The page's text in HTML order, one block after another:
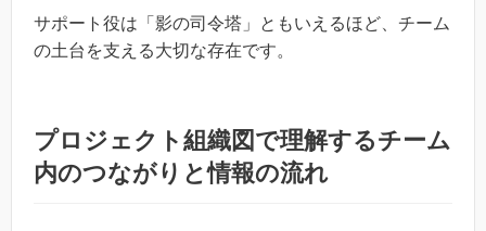
サポート役は「影の司令塔」ともいえるほど、チーム
の土台を支える大切な存在です。
プロジェクト組織図で理解するチーム
内のつながりと情報の流れ